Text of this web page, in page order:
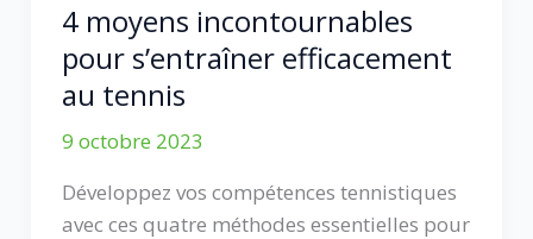
4 moyens incontournables
pour s’entraîner efficacement
au tennis
9 octobre 2023
Développez vos compétences tennistiques
avec ces quatre méthodes essentielles pour